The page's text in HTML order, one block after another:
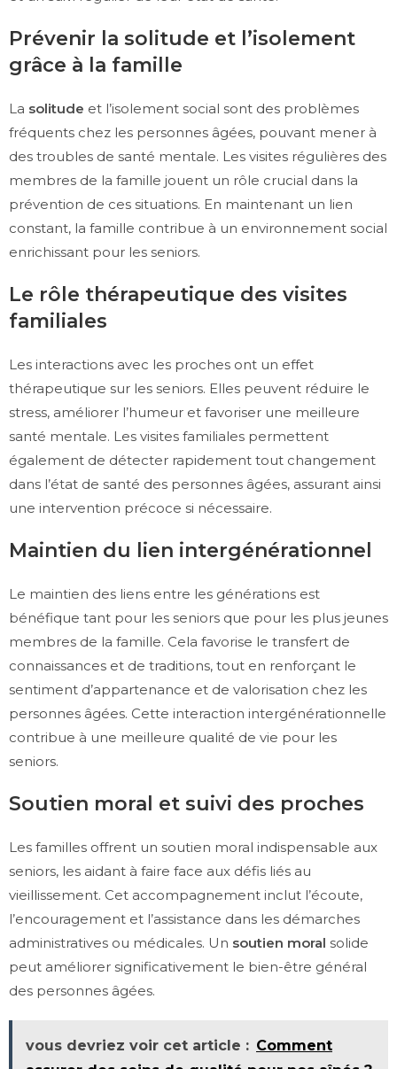
Prévenir la solitude et l’isolement
grâce à la famille
La solitude et l’isolement social sont des problèmes
fréquents chez les personnes âgées, pouvant mener à
des troubles de santé mentale. Les visites régulières des
membres de la famille jouent un rôle crucial dans la
prévention de ces situations. En maintenant un lien
constant, la famille contribue à un environnement social
enrichissant pour les seniors.
Le rôle thérapeutique des visites
familiales
Les interactions avec les proches ont un effet
thérapeutique sur les seniors. Elles peuvent réduire le
stress, améliorer l’humeur et favoriser une meilleure
santé mentale. Les visites familiales permettent
également de détecter rapidement tout changement
dans l’état de santé des personnes âgées, assurant ainsi
une intervention précoce si nécessaire.
Maintien du lien intergénérationnel
Le maintien des liens entre les générations est
bénéfique tant pour les seniors que pour les plus jeunes
membres de la famille. Cela favorise le transfert de
connaissances et de traditions, tout en renforçant le
sentiment d’appartenance et de valorisation chez les
personnes âgées. Cette interaction intergénérationnelle
contribue à une meilleure qualité de vie pour les
seniors.
Soutien moral et suivi des proches
Les familles offrent un soutien moral indispensable aux
seniors, les aidant à faire face aux défis liés au
vieillissement. Cet accompagnement inclut l’écoute,
l’encouragement et l’assistance dans les démarches
administratives ou médicales. Un soutien moral solide
peut améliorer significativement le bien-être général
des personnes âgées.
vous devriez voir cet article : Comment